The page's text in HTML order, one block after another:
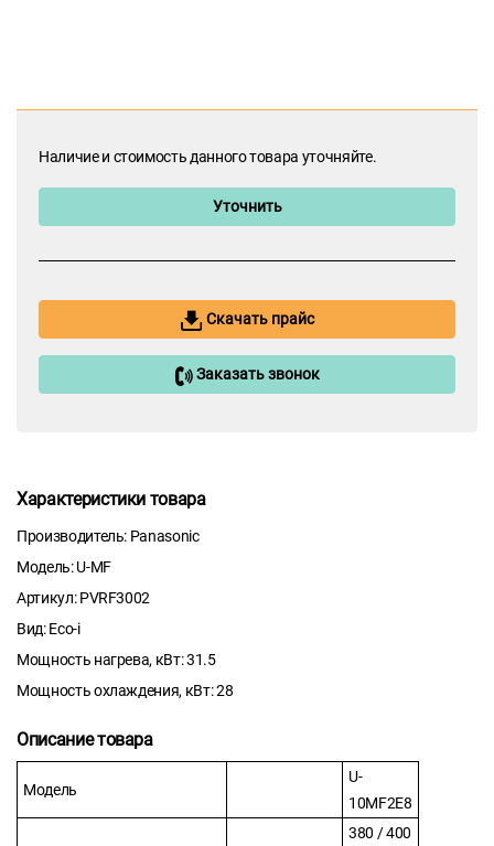
Наличие и стоимость данного товара уточняйте.
Уточнить
Скачать прайс
Заказать звонок
Характеристики товара
Производитель: Panasonic
Модель: U-MF
Артикул: PVRF3002
Вид: Eco-i
Мощность нагрева, кВт: 31.5
Мощность охлаждения, кВт: 28
Описание товара
Модель
U-
10MF2E8
380 / 400